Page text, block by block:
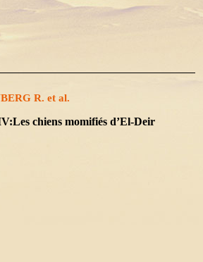
R. et al.
chiens momifiés d’El-Deir